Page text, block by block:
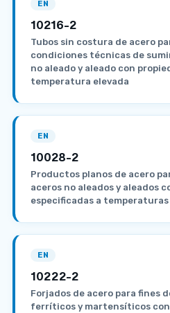
EN
10216-2
Tubos sin costura de acero
condiciones técnicas de
no aleado y aleado con
temperatura elevada
EN
10028-2
Productos planos de acero
aceros no aleados y aleados
especificadas a temperaturas
EN
10222-2
Forjados de acero para fines
ferríticos y martensíticos